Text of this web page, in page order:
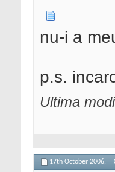
nu-i a
p.s.
Ultima
17th October 2006,